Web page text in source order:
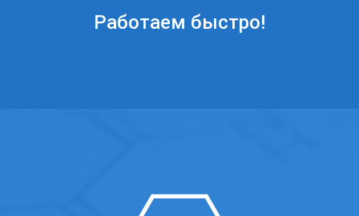
Работаем быстро!